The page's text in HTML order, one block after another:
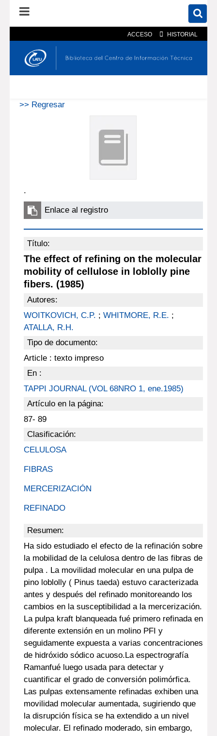
ACCESO HISTORIAL
En el catálogo En el sitio
>> Regresar
.
Enlace al registro
Título:
The effect of refining on the molecular
mobility of cellulose in loblolly pine
fibers. (1985)
Autores:
WOITKOVICH, C.P. ; WHITMORE, R.E. ;
ATALLA, R.H.
Tipo de documento:
Article : texto impreso
En :
TAPPI JOURNAL (VOL 68NRO 1, ene.1985)
Artículo en la página:
87- 89
Clasificación:
CELULOSA
FIBRAS
MERCERIZACIÓN
REFINADO
Resumen:
Ha sido estudiado el efecto de la refinación sobre
la mobilidad de la celulosa dentro de las fibras de
pulpa . La movilidad molecular en una pulpa de
pino loblolly ( Pinus taeda) estuvo caracterizada
antes y después del refinado monitoreando los
cambios en la susceptibilidad a la mercerización.
La pulpa kraft blanqueada fué primero refinada en
diferente extensión en un molino PFI y
seguidamente expuesta a varias concentraciones
de hidróxido sódico acuoso.La espectrografía
Ramanfué luego usada para detectar y
cuantificar el grado de conversión polimórfica.
Las pulpas extensamente refinadas exhiben una
movilidad molecular aumentada, sugiriendo que
la disrupción física se ha extendido a un nivel
molecular. El refinado moderado, sin embargo,